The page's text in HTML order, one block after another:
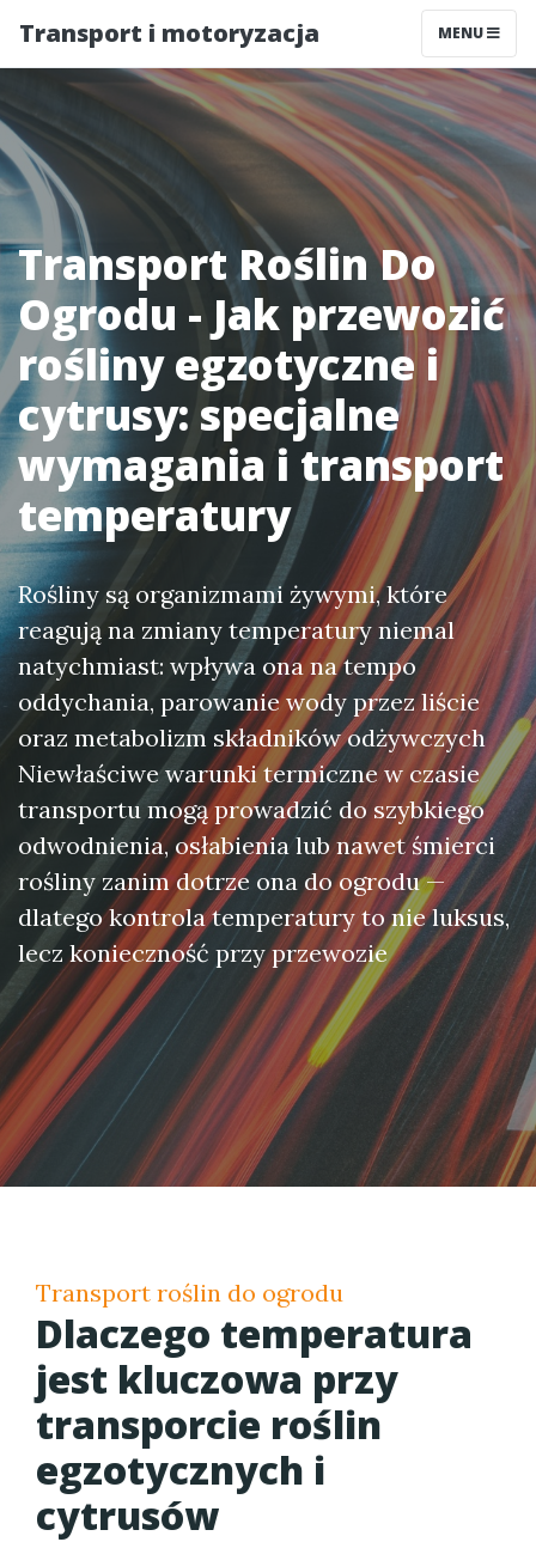
Transport i motoryzacja MENU
Transport Roślin Do
Ogrodu - Jak przewozić
rośliny egzotyczne i
cytrusy: specjalne
wymagania i transport
temperatury
Rośliny są organizmami żywymi, które
reagują na zmiany temperatury niemal
natychmiast: wpływa ona na tempo
oddychania, parowanie wody przez liście
oraz metabolizm składników odżywczych
Niewłaściwe warunki termiczne w czasie
transportu mogą prowadzić do szybkiego
odwodnienia, osłabienia lub nawet śmierci
rośliny zanim dotrze ona do ogrodu —
dlatego kontrola temperatury to nie luksus,
lecz konieczność przy przewozie
Transport roślin do ogrodu
Dlaczego temperatura
jest kluczowa przy
transporcie roślin
egzotycznych i
cytrusów